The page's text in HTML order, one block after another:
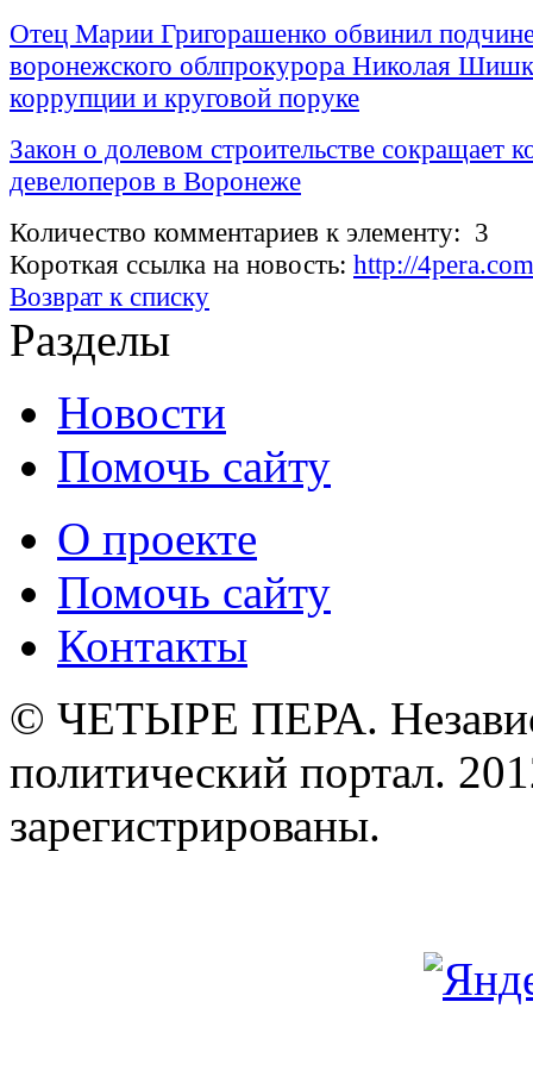
Отец Марии Григорашенко обвинил
воронежского облпрокурора Николая
коррупции и круговой поруке
Закон о долевом строительстве сокращает
девелоперов в Воронеже
Количество комментариев к элементу: 3
Короткая ссылка на новость: http://
Возврат к списку
Разделы
Новости
Помочь сайту
О проекте
Помочь сайту
Контакты
© ЧЕТЫРЕ ПЕРА.
политический портал.
зарегистрированы.